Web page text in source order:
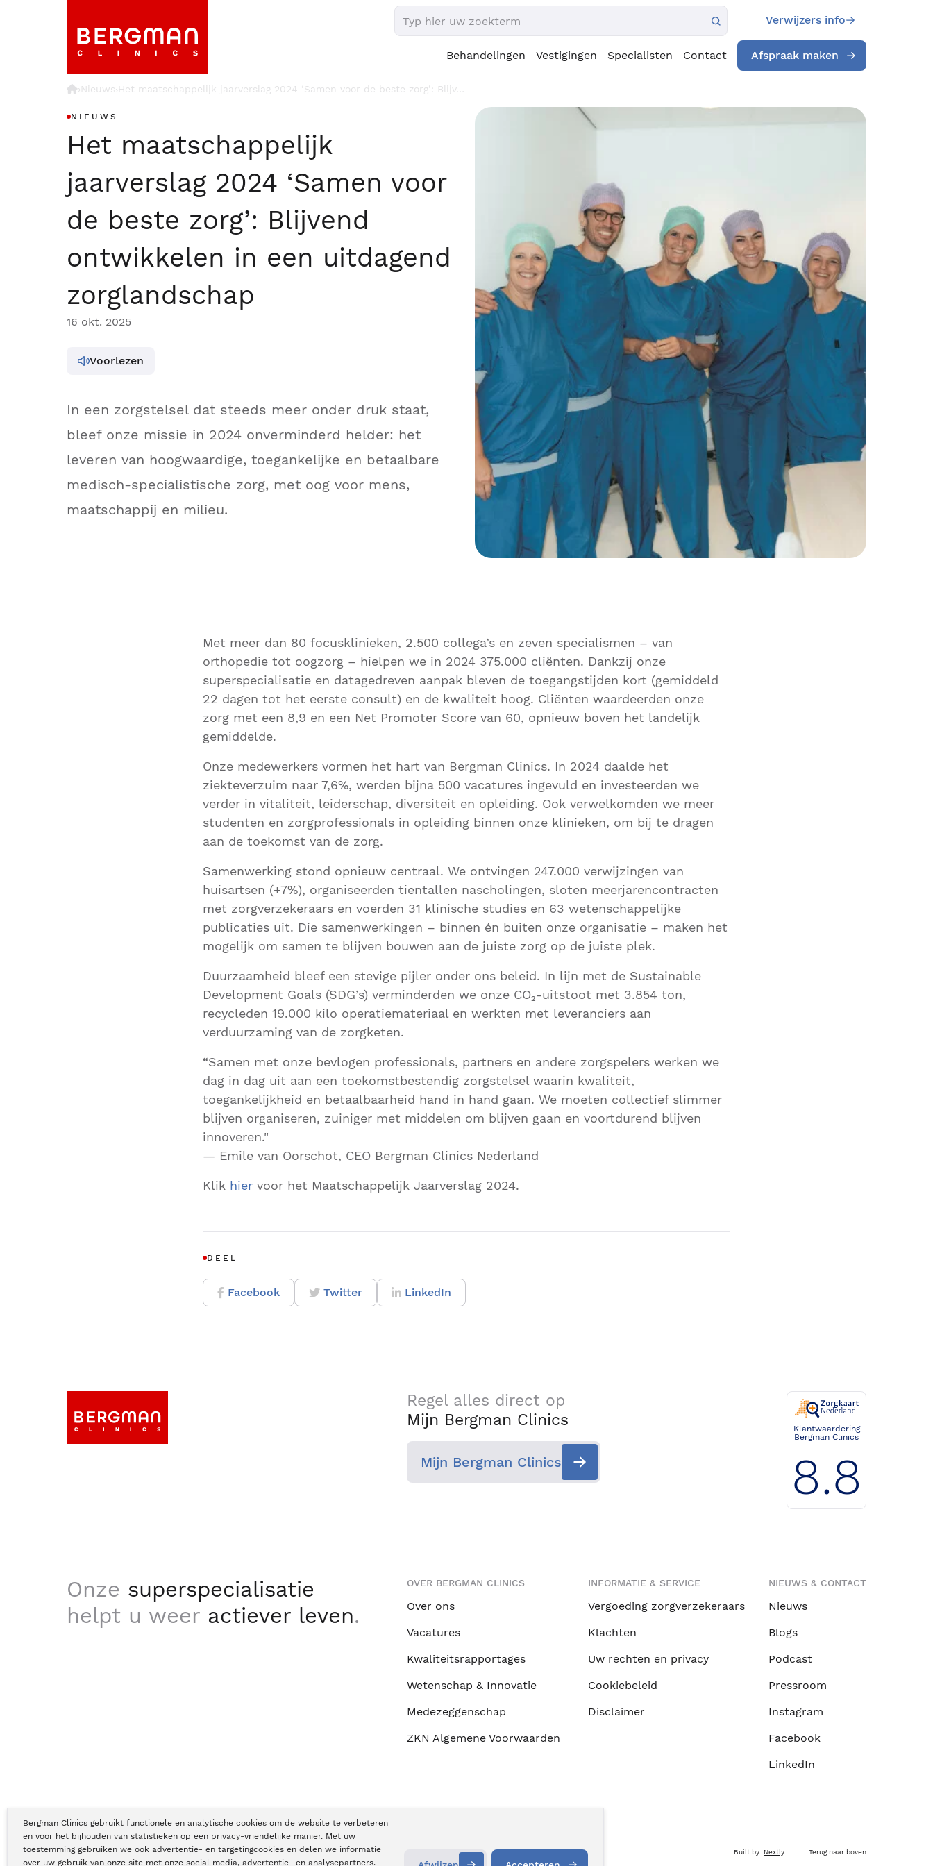
Bergman Clinics gebruikt functionele en analytische cookies om de website te verbeteren
en voor het bijhouden van statistieken op een privacy-vriendelijke manier. Met uw
toestemming gebruiken we ook advertentie- en targetingcookies en delen we informatie
over uw gebruik van onze site met onze social media, advertentie- en analysepartners.
Verwijzers info
Behandelingen Vestigingen Specialisten Contact Afspraak maken
›Nieuws›Het maatschappelijk jaarverslag 2024 ‘Samen voor de beste zorg’: Blijv…
NIEUWS
Het maatschappelijk
jaarverslag 2024 ‘Samen voor
de beste zorg’: Blijvend
ontwikkelen in een uitdagend
zorglandschap
16 okt. 2025
Voorlezen
In een zorgstelsel dat steeds meer onder druk staat,
bleef onze missie in 2024 onverminderd helder: het
leveren van hoogwaardige, toegankelijke en betaalbare
medisch-specialistische zorg, met oog voor mens,
maatschappij en milieu.
Met meer dan 80 focusklinieken, 2.500 collega’s en zeven specialismen – van
orthopedie tot oogzorg – hielpen we in 2024 375.000 cliënten. Dankzij onze
superspecialisatie en datagedreven aanpak bleven de toegangstijden kort (gemiddeld
22 dagen tot het eerste consult) en de kwaliteit hoog. Cliënten waardeerden onze
zorg met een 8,9 en een Net Promoter Score van 60, opnieuw boven het landelijk
gemiddelde.
Onze medewerkers vormen het hart van Bergman Clinics. In 2024 daalde het
ziekteverzuim naar 7,6%, werden bijna 500 vacatures ingevuld en investeerden we
verder in vitaliteit, leiderschap, diversiteit en opleiding. Ook verwelkomden we meer
studenten en zorgprofessionals in opleiding binnen onze klinieken, om bij te dragen
aan de toekomst van de zorg.
Samenwerking stond opnieuw centraal. We ontvingen 247.000 verwijzingen van
huisartsen (+7%), organiseerden tientallen nascholingen, sloten meerjarencontracten
met zorgverzekeraars en voerden 31 klinische studies en 63 wetenschappelijke
publicaties uit. Die samenwerkingen – binnen én buiten onze organisatie – maken het
mogelijk om samen te blijven bouwen aan de juiste zorg op de juiste plek.
Duurzaamheid bleef een stevige pijler onder ons beleid. In lijn met de Sustainable
Development Goals (SDG’s) verminderden we onze CO₂-uitstoot met 3.854 ton,
recycleden 19.000 kilo operatiemateriaal en werkten met leveranciers aan
verduurzaming van de zorgketen.
“Samen met onze bevlogen professionals, partners en andere zorgspelers werken we
dag in dag uit aan een toekomstbestendig zorgstelsel waarin kwaliteit,
toegankelijkheid en betaalbaarheid hand in hand gaan. We moeten collectief slimmer
blijven organiseren, zuiniger met middelen om blijven gaan en voortdurend blijven
innoveren."
— Emile van Oorschot, CEO Bergman Clinics Nederland
Klik hier voor het Maatschappelijk Jaarverslag 2024.
DEEL
Facebook Twitter LinkedIn
Regel alles direct op
Mijn Bergman Clinics
Mijn Bergman Clinics
Klantwaardering
Bergman Clinics
8.8
Onze superspecialisatie
helpt u weer actiever leven.
OVER BERGMAN CLINICS
Over ons
Vacatures
Kwaliteitsrapportages
Wetenschap & Innovatie
Medezeggenschap
ZKN Algemene Voorwaarden
INFORMATIE & SERVICE
Vergoeding zorgverzekeraars
Klachten
Uw rechten en privacy
Cookiebeleid
Disclaimer
NIEUWS & CONTACT
Nieuws
Blogs
Podcast
Pressroom
Instagram
Facebook
LinkedIn
Copyright © Bergman Clinics 2026 | KVK nummer: 30196373 Built by: Nextly Terug naar boven